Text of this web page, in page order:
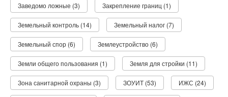
Заведомо ложные (3) Закрепление границ (1)
Земельный контроль (14) Земельный налог (7)
Земельный спор (6) Землеустройство (6)
Земли общего пользования (1) Земля для стройки (11)
Зона санитарной охраны (3) ЗОУИТ (53) ИЖС (24)